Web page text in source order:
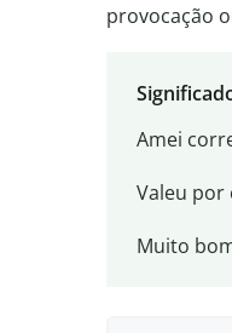
provocação
Amei
Valeu por
Muito